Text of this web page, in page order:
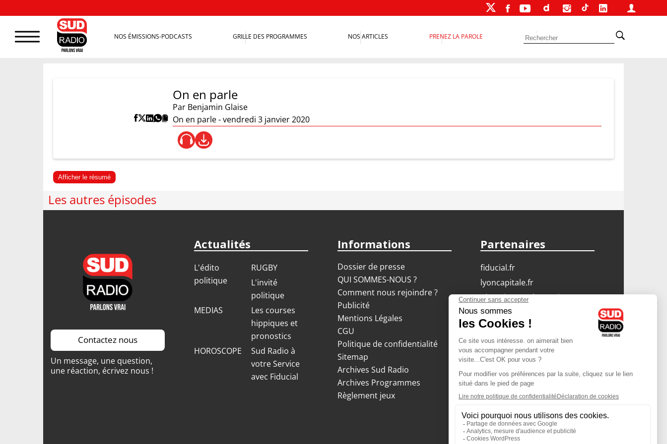
NOS ÉMISSIONS-PODCASTS GRILLE DES PROGRAMMES NOS ARTICLES PRENEZ LA PAROLE
On en parle
Par Benjamin Glaise
On en parle - vendredi 3 janvier 2020
Afficher le résumé
Les autres épisodes
Contactez nous
Un message, une question,
une réaction, écrivez nous !
Actualités
L'édito
politique
RUGBY
L'invité
politique
MEDIAS
Les courses
hippiques et
pronostics
HOROSCOPE
Sud Radio à
votre Service
avec Fiducial
Informations
Dossier de presse
QUI SOMMES-NOUS ?
Comment nous rejoindre ?
Publicité
Mentions Légales
CGU
Politique de confidentialité
Sitemap
Archives Sud Radio
Archives Programmes
Règlement jeux
Partenaires
fiducial.fr
lyoncapitale.fr
olympique-et-lyonnais.com
L'application Iphone
/ Android
Téléchargez l'application
Les cookies
Gestion des cookies